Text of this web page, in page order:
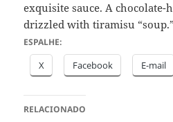
exquisite sauce. A chocolate-
drizzled with tiramisu “soup.”
ESPALHE:
X Facebook E-mail
RELACIONADO